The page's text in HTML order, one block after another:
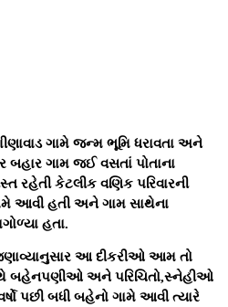
ગામે જન્મ ભૂમિ ધરાવતા અને
ગામ જઈ વસતાં પોતાના
રહેતી કેટલીક વણિક પરિવારની
આવી હતી અને ગામ સાથેના
હતા.
આ દીકરીઓ આમ તો
બહેનપણીઓ અને પરિચિતો,સ્નેહીઓ
પછી બધી બહેનો ગામે આવી ત્યારે